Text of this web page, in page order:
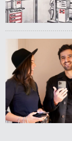
8,39 kr.
100 g
flæskesvær